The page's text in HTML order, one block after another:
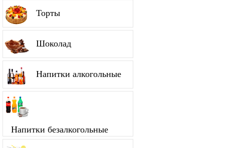
Торты
Шоколад
Напитки алкогольные
Напитки безалкогольные